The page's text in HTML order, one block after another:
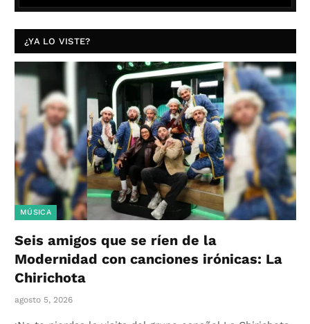
¿YA LO VISTE?
MÚSICA
Seis amigos que se ríen de la
Modernidad con canciones irónicas: La
Chirichota
agosto 5, 2026